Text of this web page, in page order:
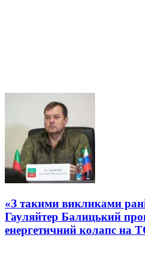
«З такими викликами
Гауляйтер Балицький
енергетичний колапс на